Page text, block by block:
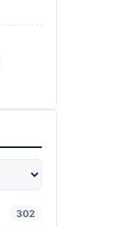
302